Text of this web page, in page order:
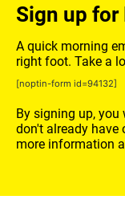
Sign up for
A quick morning
right foot. Take a
[noptin-form id=94132]
By signing up,
don't already have
more information